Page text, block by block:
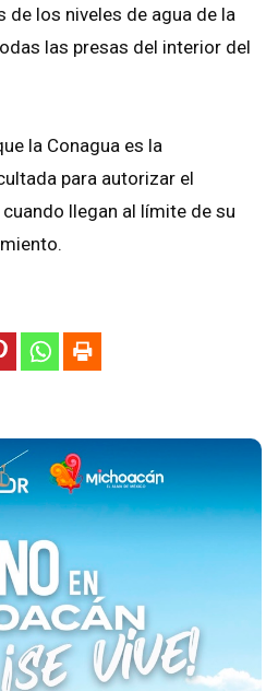
de los niveles de agua de la
las presas del interior del
la Conagua es la
para autorizar el
llegan al límite de su